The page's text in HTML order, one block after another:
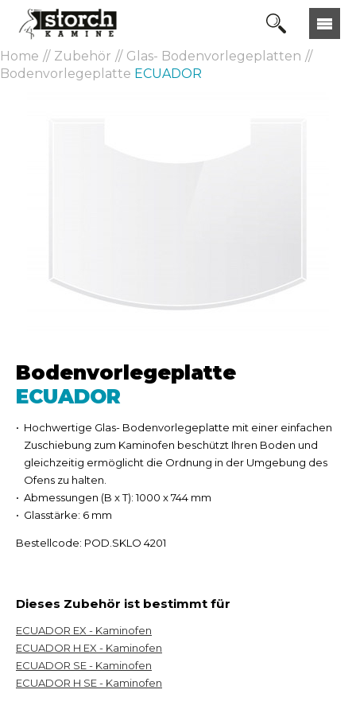
Home Zubehör
Glas- Bodenvorlegeplatten
Bodenvorlegeplatte ECUADOR
Bodenvorlegeplatte
ECUADOR
Hochwertige Glas- Bodenvorlegeplatte mit einer einfachen
Zuschiebung zum Kaminofen beschützt Ihren Boden und
gleichzeitig ermöglicht die Ordnung in der Umgebung des
Ofens zu halten.
Abmessungen (B x T): 1000 x 744 mm
Glasstärke: 6 mm
Bestellcode: POD.SKLO 4201
Dieses Zubehör ist bestimmt für
ECUADOR EX - Kaminofen
ECUADOR H EX - Kaminofen
ECUADOR SE - Kaminofen
ECUADOR H SE - Kaminofen